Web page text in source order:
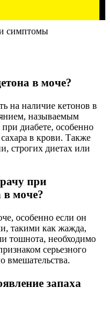
симптомы
в моче?
на наличие кетонов в
называемым
диабете, особенно
в крови. Также
строгих диетах или
при
в моче?
особенно если он
такими как жажда,
тошнота, необходимо
серьезного
вмешательства.
запаха